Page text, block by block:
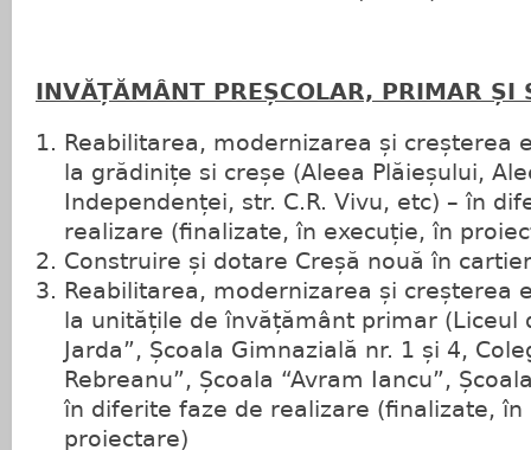
INVĂȚĂMÂNT PREȘCOLAR, PRIMAR ȘI
Reabilitarea, modernizarea și creșterea
la grădinițe si creșe (Aleea Plăieșului,
Independenței, str. C.R. Vivu, etc) – în
realizare (finalizate, în execuție, în
Construire și dotare Creșă nouă în
Reabilitarea, modernizarea și creșterea
la unitățile de învățământ primar (Liceul
Jarda”, Școala Gimnazială nr. 1 și 4,
Rebreanu”, Școala “Avram Iancu”,
în diferite faze de realizare (finalizate, în
proiectare)